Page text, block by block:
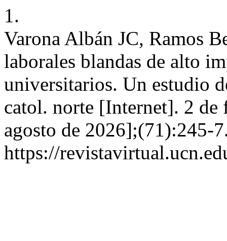
1.
Varona Albán JC, Ramos
laborales blandas de alto
universitarios. Un estudio
catol. norte [Internet]. 2 de
agosto de 2026];(71):245-
https://